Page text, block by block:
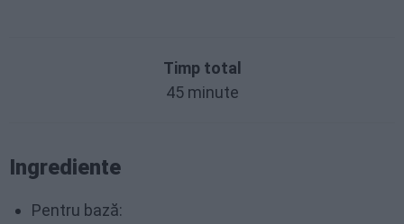
Timp total
45 minute
Ingrediente
Pentru bază: